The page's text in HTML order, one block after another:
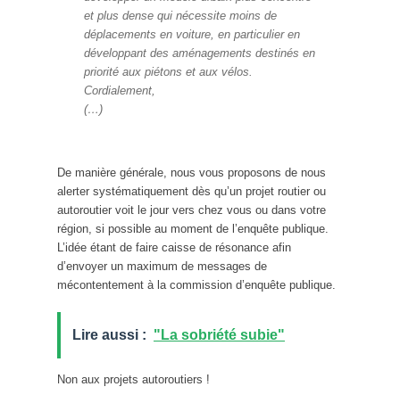
et plus dense qui nécessite moins de
déplacements en voiture, en particulier en
développant des aménagements destinés en
priorité aux piétons et aux vélos.
Cordialement,
(…)
De manière générale, nous vous proposons de nous
alerter systématiquement dès qu’un projet routier ou
autoroutier voit le jour vers chez vous ou dans votre
région, si possible au moment de l’enquête publique.
L’idée étant de faire caisse de résonance afin
d’envoyer un maximum de messages de
mécontentement à la commission d’enquête publique.
Lire aussi : "La sobriété subie"
Non aux projets autoroutiers !